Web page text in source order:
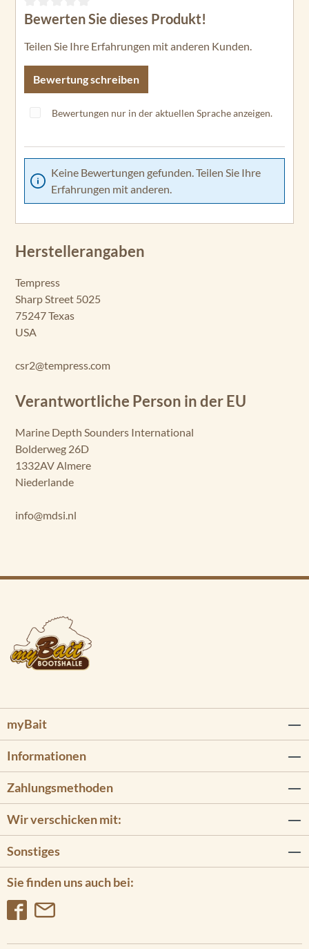
Durchschnittliche Bewertung von 0 von 5 Sternen
Bewerten Sie dieses Produkt!
Teilen Sie Ihre Erfahrungen mit anderen Kunden.
Bewertung schreiben
Bewertungen nur in der aktuellen Sprache anzeigen.
Keine Bewertungen gefunden. Teilen Sie Ihre
Erfahrungen mit anderen.
Herstellerangaben
Tempress
Sharp Street 5025
75247 Texas
USA
csr2@tempress.com
Verantwortliche Person in der EU
Marine Depth Sounders International
Bolderweg 26D
1332AV Almere
Niederlande
info@mdsi.nl
myBait
Informationen
Sie finden uns auch bei:
Zahlungsmethoden
Wir verschicken mit:
Sonstiges